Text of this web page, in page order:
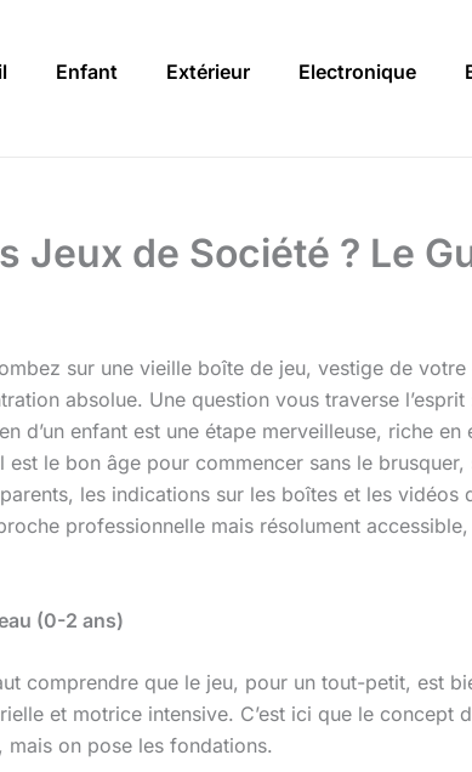
Enfant Extérieur Electronique
Jeux de Société ? Le
sur une vieille boîte de jeu, vestige de
absolue. Une question vous traverse
d’un enfant est une étape merveilleuse, riche
le bon âge pour commencer sans le
les indications sur les boîtes et les
professionnelle mais résolument
(0-2 ans)
comprendre que le jeu, pour un tout-petit, est
et motrice intensive. C’est ici que le concept
mais on pose les fondations.